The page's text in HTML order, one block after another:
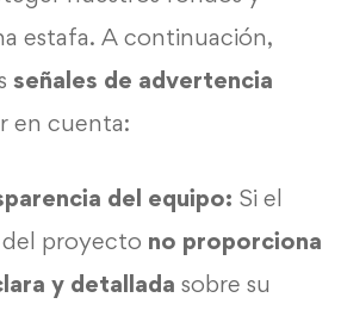
estafa. A continuación,
señales de advertencia
en cuenta:
del equipo: Si el
proyecto no proporciona
y detallada sobre su